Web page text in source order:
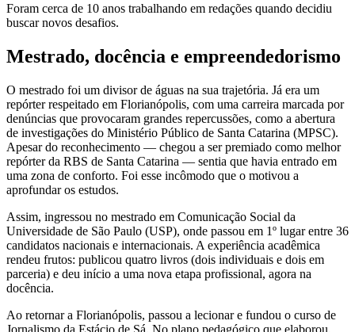
Foram cerca de 10 anos trabalhando em redações quando decidiu
buscar novos desafios.
Mestrado, docência e empreendedorismo
O mestrado foi um divisor de águas na sua trajetória. Já era um
repórter respeitado em Florianópolis, com uma carreira marcada por
denúncias que provocaram grandes repercussões, como a abertura
de investigações do Ministério Público de Santa Catarina (MPSC).
Apesar do reconhecimento — chegou a ser premiado como melhor
repórter da RBS de Santa Catarina — sentia que havia entrado em
uma zona de conforto. Foi esse incômodo que o motivou a
aprofundar os estudos.
Assim, ingressou no mestrado em Comunicação Social da
Universidade de São Paulo (USP), onde passou em 1º lugar entre 36
candidatos nacionais e internacionais. A experiência acadêmica
rendeu frutos: publicou quatro livros (dois individuais e dois em
parceria) e deu início a uma nova etapa profissional, agora na
docência.
Ao retornar a Florianópolis, passou a lecionar e fundou o curso de
Jornalismo da Estácio de Sá. No plano pedagógico que elaborou,